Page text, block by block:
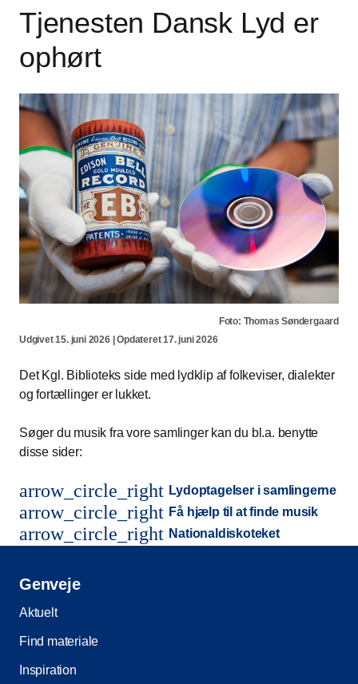
Tjenesten Dansk Lyd er
ophørt
Foto: Thomas Søndergaard
Udgivet 15. juni 2026 | Opdateret 17. juni 2026
Det Kgl. Biblioteks side med lydklip af folkeviser, dialekter
og fortællinger er lukket.
Søger du musik fra vore samlinger kan du bl.a. benytte
disse sider:
arrow_circle_right Lydoptagelser i samlingerne
arrow_circle_right Få hjælp til at finde musik
arrow_circle_right Nationaldiskoteket
Genveje
Aktuelt
Find materiale
Inspiration